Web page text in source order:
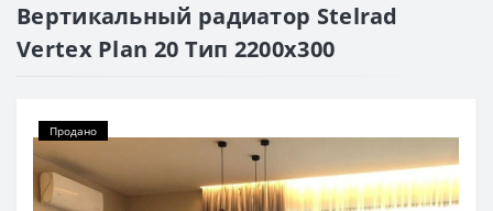
Вертикальный радиатор Stelrad
Vertex Plan 20 Тип 2200х300
Продано